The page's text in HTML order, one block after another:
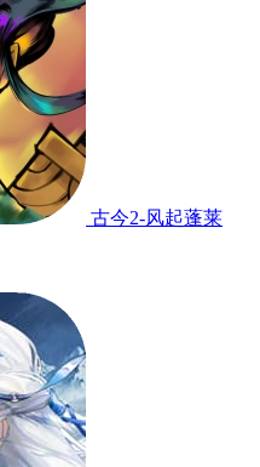
古今2-风起蓬莱